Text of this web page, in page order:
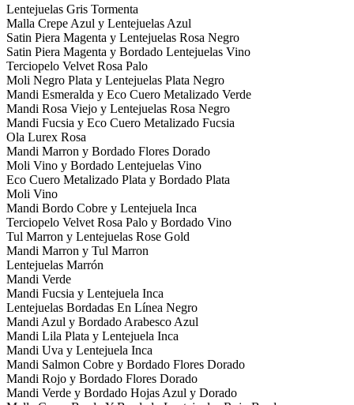
Lentejuelas Gris Tormenta
Malla Crepe Azul y Lentejuelas Azul
Satin Piera Magenta y Lentejuelas Rosa Negro
Satin Piera Magenta y Bordado Lentejuelas Vino
Terciopelo Velvet Rosa Palo
Moli Negro Plata y Lentejuelas Plata Negro
Mandi Esmeralda y Eco Cuero Metalizado Verde
Mandi Rosa Viejo y Lentejuelas Rosa Negro
Mandi Fucsia y Eco Cuero Metalizado Fucsia
Ola Lurex Rosa
Mandi Marron y Bordado Flores Dorado
Moli Vino y Bordado Lentejuelas Vino
Eco Cuero Metalizado Plata y Bordado Plata
Moli Vino
Mandi Bordo Cobre y Lentejuela Inca
Terciopelo Velvet Rosa Palo y Bordado Vino
Tul Marron y Lentejuelas Rose Gold
Mandi Marron y Tul Marron
Lentejuelas Marrón
Mandi Verde
Mandi Fucsia y Lentejuela Inca
Lentejuelas Bordadas En Línea Negro
Mandi Azul y Bordado Arabesco Azul
Mandi Lila Plata y Lentejuela Inca
Mandi Uva y Lentejuela Inca
Mandi Salmon Cobre y Bordado Flores Dorado
Mandi Rojo y Bordado Flores Dorado
Mandi Verde y Bordado Hojas Azul y Dorado